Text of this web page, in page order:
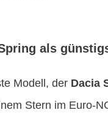
als
Modell, der Dacia
Stern im Euro-